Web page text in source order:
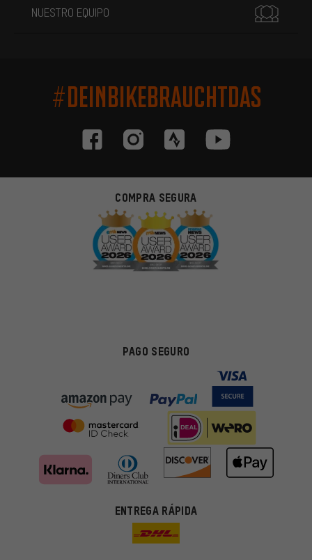
NUESTRO EQUIPO
#DEINBIKEBRAUCHTDAS
COMPRA SEGURA
PAGO SEGURO
ENTREGA RÁPIDA